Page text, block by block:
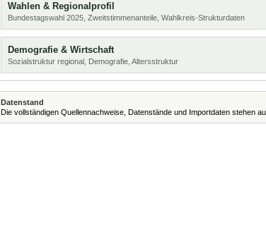
Wahlen & Regionalprofil
Bundestagswahl 2025, Zweitstimmenanteile, Wahlkreis-Strukturdaten
Demografie & Wirtschaft
Sozialstruktur regional, Demografie, Altersstruktur
Datenstand
Die vollständigen Quellennachweise, Datenstände und Importdaten stehen